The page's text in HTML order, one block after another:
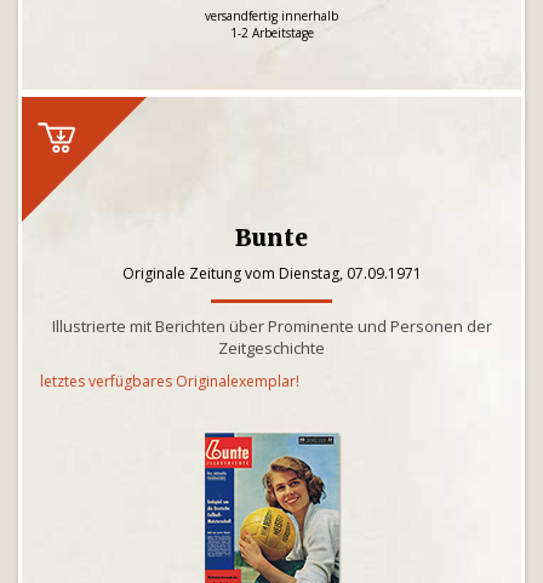
versandfertig innerhalb
1-2 Arbeitstage
Bunte
Originale Zeitung vom Dienstag, 07.09.1971
Illustrierte mit Berichten über Prominente und Personen der
Zeitgeschichte
letztes verfügbares Originalexemplar!